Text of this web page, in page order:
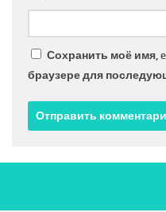
Сохранить моё имя,
браузере для